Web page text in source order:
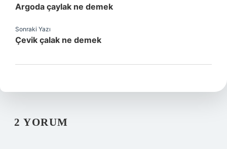
Argoda çaylak ne demek
Sonraki Yazı
Çevik çalak ne demek
2 YORUM